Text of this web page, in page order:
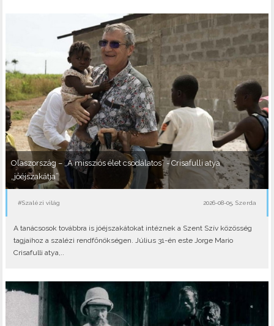
Olaszország – „A missziós élet csodálatos” - Crisafulli atya
„jóéjszakátja”
#Szalézi világ 2026-08-05, Szerda
A tanácsosok továbbra is jóéjszakátokat intéznek a Szent Szív közösség
tagjaihoz a szalézi rendfőnökségen. Július 31-én este Jorge Mario
Crisafulli atya,..